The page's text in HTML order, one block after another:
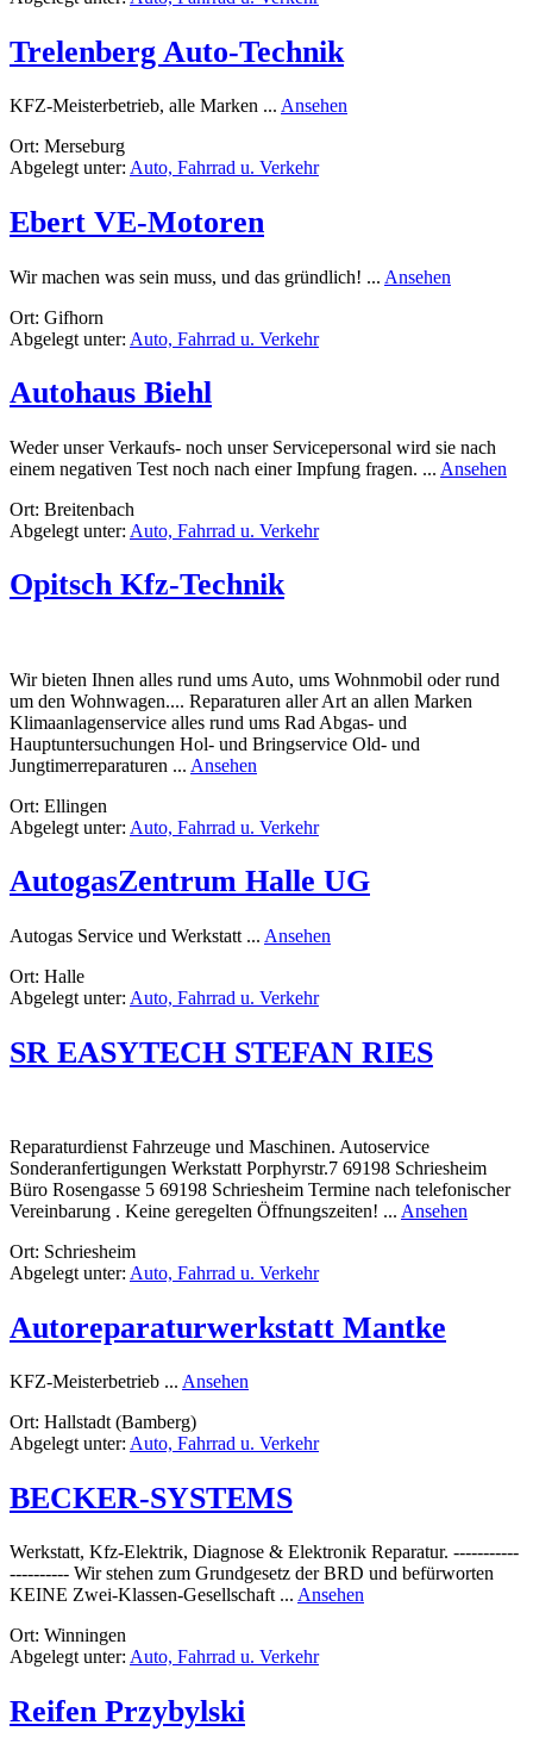
Trelenberg Auto-Technik
KFZ-Meisterbetrieb, alle Marken ... Ansehen
Ort: Merseburg
Abgelegt unter: Auto, Fahrrad u. Verkehr
Ebert VE-Motoren
Wir machen was sein muss, und das gründlich! ... Ansehen
Ort: Gifhorn
Abgelegt unter: Auto, Fahrrad u. Verkehr
Autohaus Biehl
Weder unser Verkaufs- noch unser Servicepersonal wird sie nach
einem negativen Test noch nach einer Impfung fragen. ... Ansehen
Ort: Breitenbach
Abgelegt unter: Auto, Fahrrad u. Verkehr
Opitsch Kfz-Technik
Wir bieten Ihnen alles rund ums Auto, ums Wohnmobil oder rund
um den Wohnwagen.... Reparaturen aller Art an allen Marken
Klimaanlagenservice alles rund ums Rad Abgas- und
Hauptuntersuchungen Hol- und Bringservice Old- und
Jungtimerreparaturen ... Ansehen
Technik
Ort: Ellingen
Abgelegt unter: Auto, Fahrrad u. Verkehr
AutogasZentrum Halle UG
Autogas Service und Werkstatt ... Ansehen
Ort: Halle
Abgelegt unter: Auto, Fahrrad u. Verkehr
SR EASYTECH STEFAN RIES
Reparaturdienst Fahrzeuge und Maschinen. Autoservice
Sonderanfertigungen Werkstatt Porphyrstr.7 69198 Schriesheim
Büro Rosengasse 5 69198 Schriesheim Termine nach telefonischer
Vereinbarung . Keine geregelten Öffnungszeiten! ... Ansehen
Ort: Schriesheim
Abgelegt unter: Auto, Fahrrad u. Verkehr
Autoreparaturwerkstatt Mantke
KFZ-Meisterbetrieb ... Ansehen
Ort: Hallstadt (Bamberg)
Abgelegt unter: Auto, Fahrrad u. Verkehr
BECKER-SYSTEMS
Werkstatt, Kfz-Elektrik, Diagnose & Elektronik Reparatur. -----------
---------- Wir stehen zum Grundgesetz der BRD und befürworten
KEINE Zwei-Klassen-Gesellschaft ... Ansehen
Ort: Winningen
Abgelegt unter: Auto, Fahrrad u. Verkehr
Reifen Przybylski